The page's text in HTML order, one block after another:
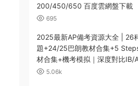
200/450/650 百度雲網盤下載
695
2025最新AP備考資源大全 | 26
題+24/25巴朗教材合集+5
材合集+機考模拟｜深度對比IB/
5.06k